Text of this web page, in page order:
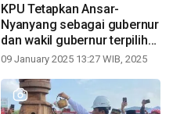
KPU Tetapkan Ansar-
Nyanyang sebagai gubernur
dan wakil gubernur terpilih
periode 2025-2030
09 January 2025 13:27 WIB, 2025